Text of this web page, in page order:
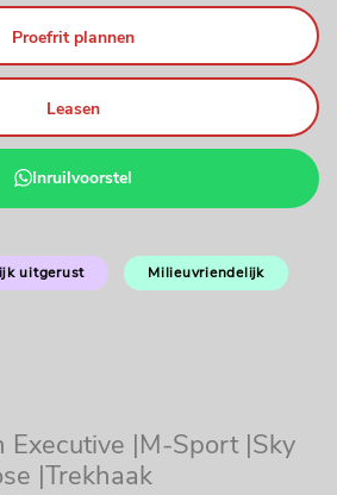
uitgerust Milieuvriendelijk
Executive |M-Sport |Sky
|Trekhaak
Proefrit plannen
Leasen
Inruilvoorstel